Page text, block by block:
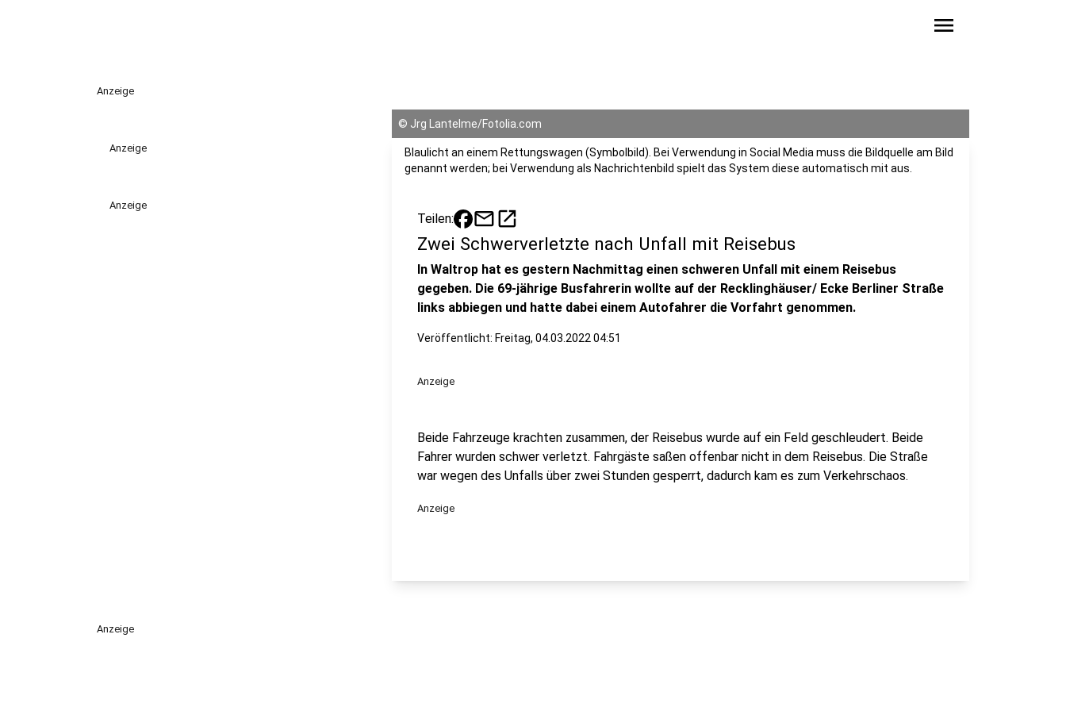
menu
Anzeige
Anzeige
Anzeige
© Jrg Lantelme/Fotolia.com
Blaulicht an einem Rettungswagen (Symbolbild). Bei Verwendung in Social Media muss die Bildquelle am Bild
genannt werden; bei Verwendung als Nachrichtenbild spielt das System diese automatisch mit aus.
Teilen: mailopen_in_new
Zwei Schwerverletzte nach Unfall mit Reisebus
In Waltrop hat es gestern Nachmittag einen schweren Unfall mit einem Reisebus
gegeben. Die 69-jährige Busfahrerin wollte auf der Recklinghäuser/ Ecke Berliner Straße
links abbiegen und hatte dabei einem Autofahrer die Vorfahrt genommen.
Veröffentlicht: Freitag, 04.03.2022 04:51
Anzeige
Beide Fahrzeuge krachten zusammen, der Reisebus wurde auf ein Feld geschleudert. Beide
Fahrer wurden schwer verletzt. Fahrgäste saßen offenbar nicht in dem Reisebus. Die Straße
war wegen des Unfalls über zwei Stunden gesperrt, dadurch kam es zum Verkehrschaos.
Anzeige
Anzeige